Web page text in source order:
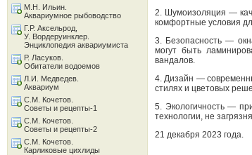
2. Шумоизоляция —
комфортные условия
3. Безопасность —
могут быть
вандалов.
4. Дизайн —
стилях и цветовых
5. Экологичность —
технологии, не
21 декабря 2023 года.
М.Н. Ильин.
Аквариумное рыбоводство
Г.Р. Аксельрод,
У. Вордеруинклер.
Энциклопедия аквариумиста
Р. Ласуков.
Обитатели водоемов
Л.И. Медведев.
Аквариум
С.М. Кочетов.
Советы и рецепты-1
С.М. Кочетов.
Советы и рецепты-2
С.М. Кочетов.
Карликовые цихлиды